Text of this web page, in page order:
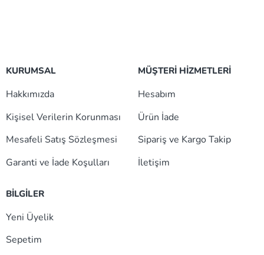
KURUMSAL
Hakkımızda
Kişisel Verilerin Korunması
Mesafeli Satış Sözleşmesi
Garanti ve İade Koşulları
MÜŞTERİ HİZMETLERİ
Hesabım
Ürün İade
Sipariş ve Kargo Takip
İletişim
BİLGİLER
Yeni Üyelik
Sepetim